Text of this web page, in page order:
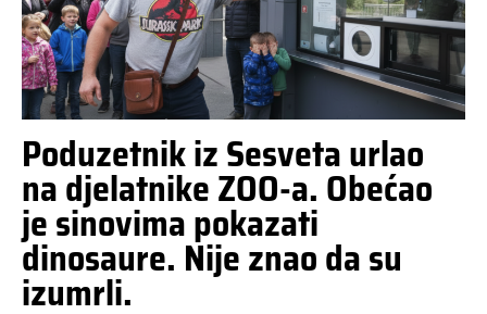
Poduzetnik iz Sesveta urlao
na djelatnike ZOO-a. Obećao
je sinovima pokazati
dinosaure. Nije znao da su
izumrli.